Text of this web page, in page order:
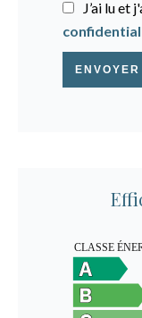
J’ai lu et
ENVOYER